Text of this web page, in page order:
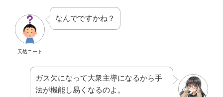
天然ニート
なんでですかね？
ガス欠になって大衆主導になるから手
法が機能し易くなるのよ。